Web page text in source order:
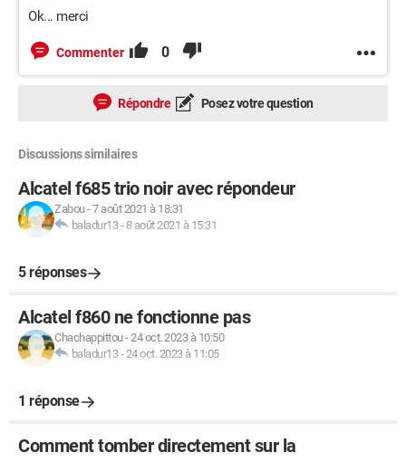
Ok... merci
Commenter 0
Répondre Posez votre question
Discussions similaires
Alcatel f685 trio noir avec répondeur
Zabou-7 août 2021 à 18:31
baladur13- 8 août 2021 à 15:31
5 réponses
Alcatel f860 ne fonctionne pas
Chachappittou-24 oct. 2023 à 10:50
baladur13-24 oct. 2023 à 11:05
1 réponse
Comment tomber directement sur la